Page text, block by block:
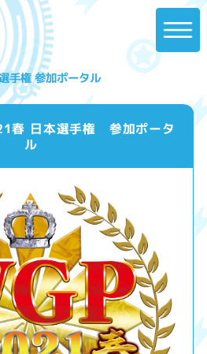
手権 参加ポータル
春 日本選手権 参加ポータ
ル